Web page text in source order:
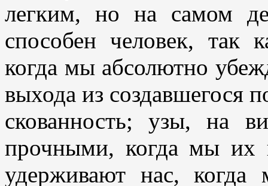
легким, но на самом
способен человек, так
когда мы абсолютно
выхода из создавшегося
скованность; узы, на
прочными, когда мы их
удерживают нас,